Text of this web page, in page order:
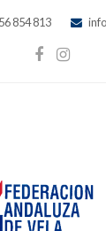
854 813
Facebook